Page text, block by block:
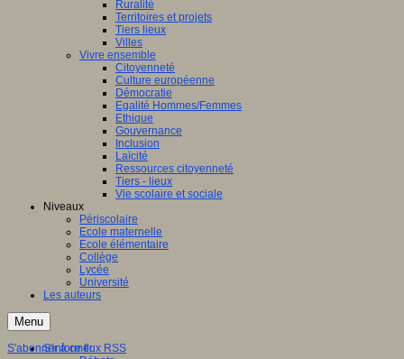
Ruralité
Territoires et projets
Tiers lieux
Villes
Vivre ensemble
Citoyenneté
Culture européenne
Démocratie
Egalité Hommes/Femmes
Ethique
Gouvernance
Inclusion
Laïcité
Ressources citoyenneté
Tiers - lieux
Vie scolaire et sociale
Niveaux
Périscolaire
Ecole maternelle
Ecole élémentaire
Collège
Lycée
Université
Les auteurs
Menu
S'informer
S'abonner à ce flux RSS